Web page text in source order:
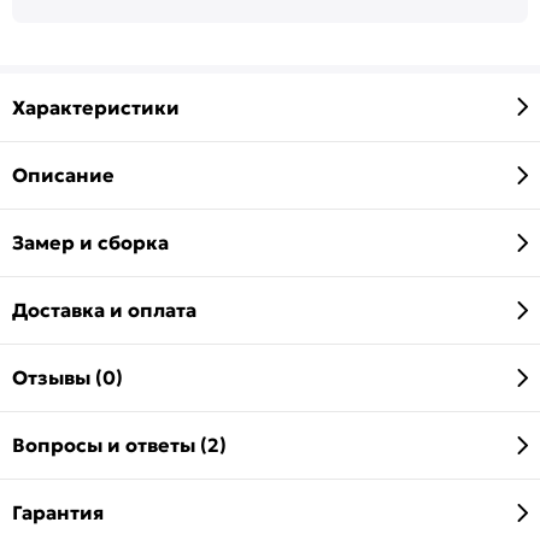
Характеристики
Описание
Замер и сборка
Доставка и оплата
Отзывы (0)
Вопросы и ответы (2)
Гарантия